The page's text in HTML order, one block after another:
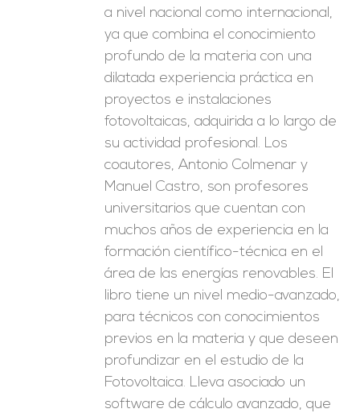
a nivel nacional como internacional,
ya que combina el conocimiento
profundo de la materia con una
dilatada experiencia práctica en
proyectos e instalaciones
fotovoltaicas, adquirida a lo largo de
su actividad profesional. Los
coautores, Antonio Colmenar y
Manuel Castro, son profesores
universitarios que cuentan con
muchos años de experiencia en la
formación científico-técnica en el
área de las energías renovables. El
libro tiene un nivel medio-avanzado,
para técnicos con conocimientos
previos en la materia y que deseen
profundizar en el estudio de la
Fotovoltaica. Lleva asociado un
software de cálculo avanzado, que